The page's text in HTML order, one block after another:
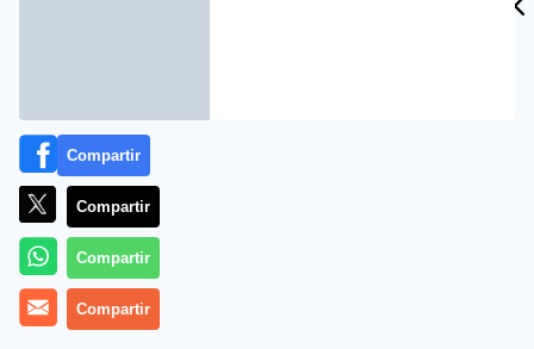
Compartir
Compartir
Compartir
Compartir